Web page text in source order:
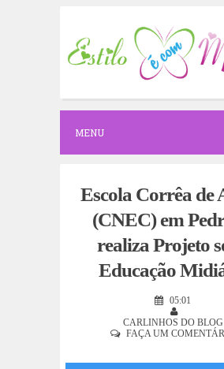
c
o
e
MENU
Escola Corrêa de
(CNEC) em
realiza Projeto
Educação
05:01
CARLINHOS DO BLOG
FAÇA UM